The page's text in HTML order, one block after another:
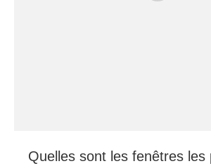
Quelles sont les fenêtres les